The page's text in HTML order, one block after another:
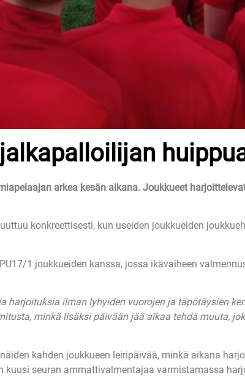
arkea kesän aikana. Joukkueet
konkreettisesti, kun useiden joukkueiden
1 joukkueiden kanssa, jossa ikävaiheen
ilman lyhyiden vuorojen ja täpötäysien
minkä lisäksi päivään jää aikaa tehdä muuta,
kahden joukkueen leiripäivää, minkä aikana
seuran ammattivalmentajaa varmistamassa